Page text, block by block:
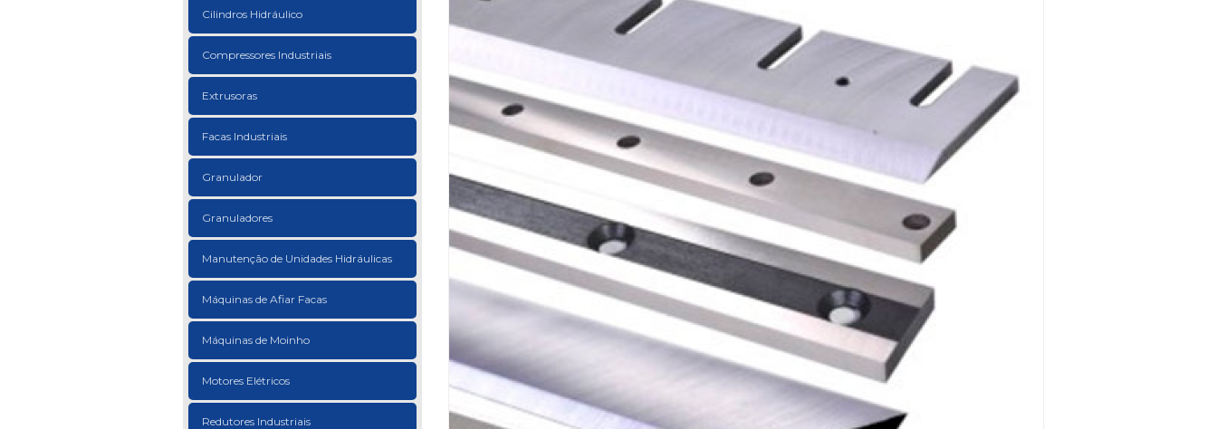
Cilindros Hidráulico
Compressores Industriais
Extrusoras
Facas Industriais
Granulador
Granuladores
Manutenção de Unidades Hidráulicas
Máquinas de Afiar Facas
Máquinas de Moinho
Motores Elétricos
Redutores Industriais